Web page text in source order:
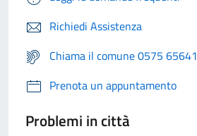
Richiedi Assistenza
Chiama il comune 0575 65641
Prenota un appuntamento
Problemi in città